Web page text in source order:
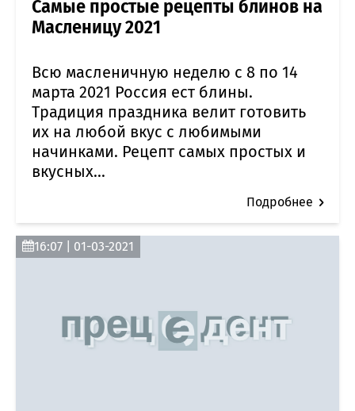
Самые простые рецепты блинов на
Масленицу 2021
Всю масленичную неделю с 8 по 14
марта 2021 Россия ест блины.
Традиция праздника велит готовить
их на любой вкус с любимыми
начинками. Рецепт самых простых и
вкусных...
Подробнее
16:07 | 01-03-2021